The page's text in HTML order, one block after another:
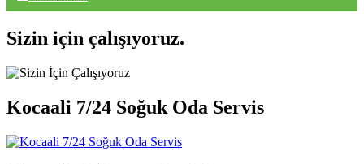
Sizin için çalışıyoruz.
Kocaali 7/24 Soğuk Oda Servis